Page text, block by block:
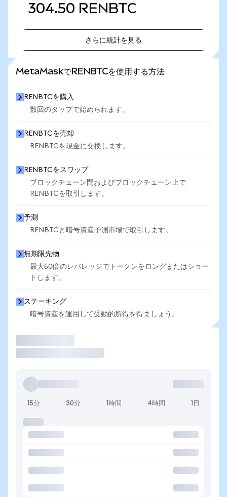
304.50 RENBTC
さらに統計を見る
MetaMaskでRENBTCを使用する方法
RENBTCを購入
数回のタップで始められます。
RENBTCを売却
RENBTCを現金に交換します。
RENBTCをスワップ
ブロックチェーン間およびブロックチェーン上で
RENBTCを取引します。
予測
RENBTCと暗号資産予測市場で取引します。
無期限先物
最大50倍のレバレッジでトークンをロングまたはショー
トします。
ステーキング
暗号資産を運用して受動的所得を得ましょう。
15分 30分 1時間 4時間 1日